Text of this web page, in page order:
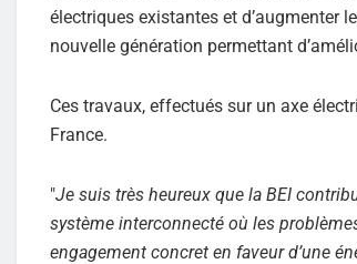
électriques existantes et d’augmenter
nouvelle génération permettant
Ces travaux, effectués sur un axe
France.
"Je suis très heureux que la BEI
système interconnecté où les
engagement concret en faveur d’une